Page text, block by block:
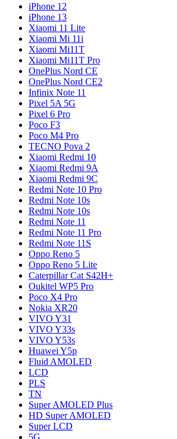
iPhone 12
iPhone 13
Xiaomi 11 Lite
Xiaomi Mi 11i
Xiaomi Mi11T
Xiaomi Mi11T Pro
OnePlus Nord CE
OnePlus Nord CE2
Infinix Note 11
Pixel 5A 5G
Pixel 6 Pro
Poco F3
Poco M4 Pro
TECNO Pova 2
Xiaomi Redmi 10
Xiaomi Redmi 9A
Xiaomi Redmi 9C
Redmi Note 10 Pro
Redmi Note 10s
Redmi Note 10s
Redmi Note 11
Redmi Note 11 Pro
Redmi Note 11S
Oppo Reno 5
Oppo Reno 5 Lite
Caterpillar Cat S42H+
Oukitel WP5 Pro
Poco X4 Pro
Nokia XR20
VIVO Y31
VIVO Y33s
VIVO Y53s
Huawei Y5p
Fluid AMOLED
LCD
PLS
TN
Super AMOLED Plus
HD Super AMOLED
Super LCD
5G